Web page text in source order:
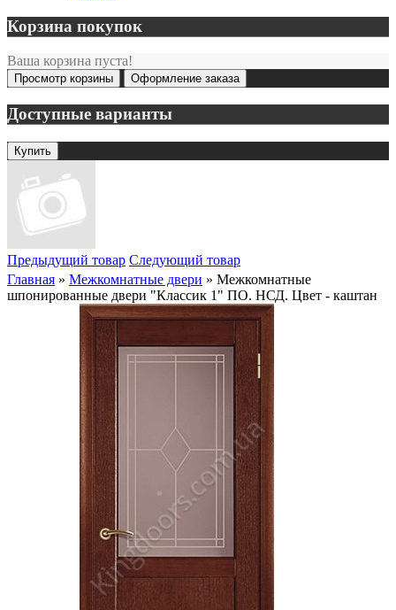
Корзина покупок
Ваша корзина пуста!
Просмотр корзины Оформление заказа
Доступные варианты
Предыдущий товар Следующий товар
Главная » Межкомнатные двери » Межкомнатные
шпонированные двери "Классик 1" ПО. НСД. Цвет - каштан